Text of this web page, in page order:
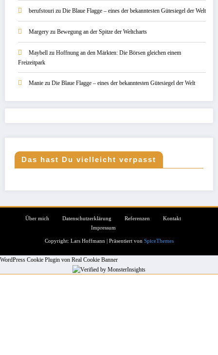
berufstouri zu Die Blaue Flagge – eines der bekanntesten Gütesiegel der Welt
Margery zu Bewegung an der Spitze der Weltcharts
Maybell zu Hoffnung an den Märkten: Die Börsen gleichen einem
Freizeitpark
Manie zu Die Blaue Flagge – eines der bekanntesten Gütesiegel der Welt
Das hast Du vielleicht verpasst
Über mich Datenschutzerklärung Referenzen
Kontakt
Impressum
Copyright: Lars Hoffmann | Präsentiert von SpiceThemes
WordPress Cookie Plugin von Real Cookie Banner